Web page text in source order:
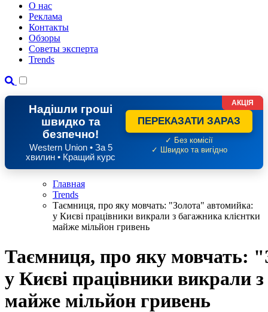
О нас
Реклама
Контакты
Обзоры
Советы эксперта
Trends
Надішли гроші
швидко та
безпечно!
Western Union • За 5
хвилин • Кращий курс
ПЕРЕКАЗАТИ ЗАРАЗ
✓ Без комісії
✓ Швидко та вигідно
АКЦІЯ
Главная
Trends
Таємниця, про яку мовчать: "Золота" автомийка:
у Києві працівники викрали з багажника клієнтки
майже мільйон гривень
Таємниця, про яку мовчать:
у Києві працівники викрали
майже мільйон гривень